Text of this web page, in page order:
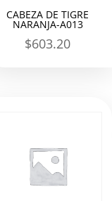
CABEZA DE TIGRE
NARANJA-A013
$603.20